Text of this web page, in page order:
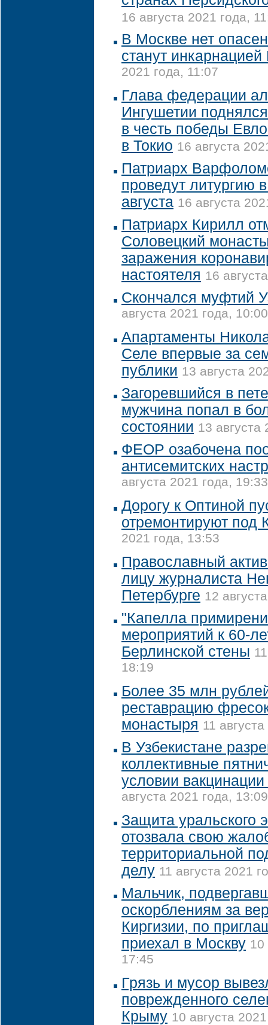
16 августа 2021 года,
В Москве нет
станут
2021 года, 11:07
Глава федерации
Ингушетии
в честь победы
в Токио 16 августа
Патриарх
проведут литургию
августа 16 августа
Патриарх Кирилл
Соловецкий
заражения
настоятеля 16
Скончался муфтий
августа 2021 года, 10:00
Апартаменты
Селе впервые за
публики 13 августа
Загоревшийся в
мужчина попал в
состоянии 13 августа
ФЕОР озабочена
антисемитских
августа 2021 года, 19:33
Дорогу к Оптиной
отремонтируют под
2021 года, 13:53
Православный
лицу журналиста
Петербурге 12
"Капелла
мероприятий к 60-
Берлинской стены
18:19
Более 35 млн
реставрацию
монастыря 11
В Узбекистане
коллективные
условии
августа 2021 года, 13:09
Защита уральского
отозвала свою
территориальной
делу 11 августа 2021
Мальчик,
оскорблениям за
Киргизии, по
приехал в Москву 10
17:45
Грязь и мусор
поврежденного
Крыму 10 августа